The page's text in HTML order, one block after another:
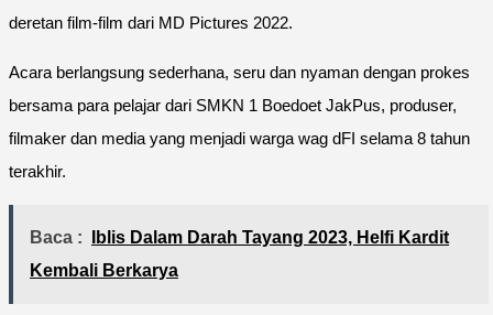
deretan film-film dari MD Pictures 2022.
Acara berlangsung sederhana, seru dan nyaman dengan prokes
bersama para pelajar dari SMKN 1 Boedoet JakPus, produser,
filmaker dan media yang menjadi warga wag dFI selama 8 tahun
terakhir.
Baca :
Iblis Dalam Darah Tayang 2023, Helfi Kardit
Kembali Berkarya